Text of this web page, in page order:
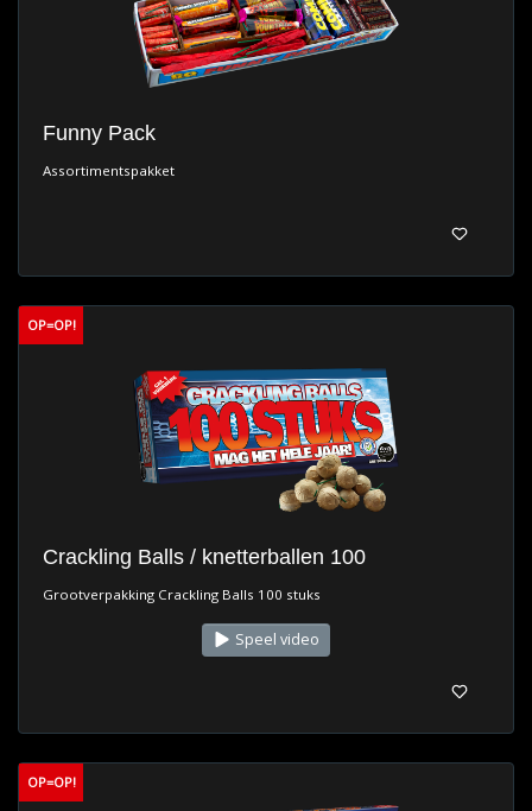
Funny Pack
Assortimentspakket
OP=OP!
Crackling Balls / knetterballen 100
Grootverpakking Crackling Balls 100 stuks
Speel video
OP=OP!